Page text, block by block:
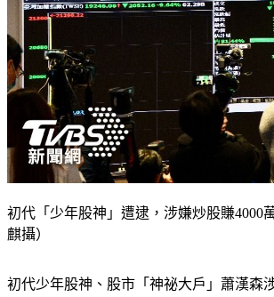
麒攝）
為人頭，操縱7檔上市公司股價，炒股猛賺